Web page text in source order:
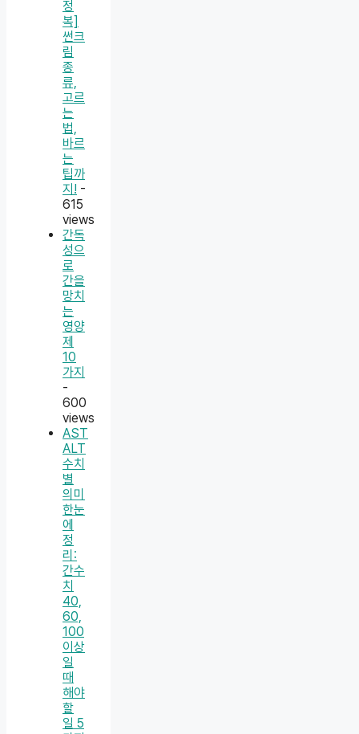
정
복]
썬크
림
종
류,
고르
는
법,
바르
는
팁까
지! -
615
views
간독
성으
로
간을
망치
는
영양
제
10
가지
-
600
views
AST
ALT
수치
별
의미
한눈
에
정
리:
간수
치
40,
60,
100
이상
일
때
해야
할
일 5